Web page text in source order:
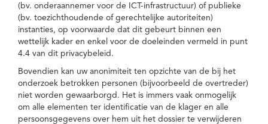
(bv. onderaannemer voor de ICT-infrastructuur) of publieke
(bv. toezichthoudende of gerechtelijke autoriteiten)
instanties, op voorwaarde dat dit gebeurt binnen een
wettelijk kader en enkel voor de doeleinden vermeld in punt
4.4 van dit privacybeleid.
Bovendien kan uw anonimiteit ten opzichte van de bij het
onderzoek betrokken personen (bijvoorbeeld de overtreder)
niet worden gewaarborgd. Het is immers vaak onmogelijk
om alle elementen ter identificatie van de klager en alle
persoonsgegevens over hem uit het dossier te verwijderen